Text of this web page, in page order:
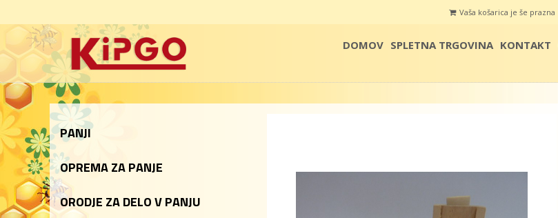
Vaša košarica je še prazna
DOMOV SPLETNA TRGOVINA KONTAKT
PANJI
OPREMA ZA PANJE
ORODJE ZA DELO V PANJU